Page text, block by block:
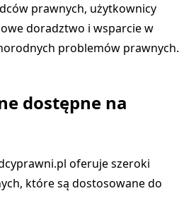
prawnych, użytkownicy
doradztwo i wsparcie w
problemów prawnych.
dostępne na
oferuje szeroki
które są dostosowane do